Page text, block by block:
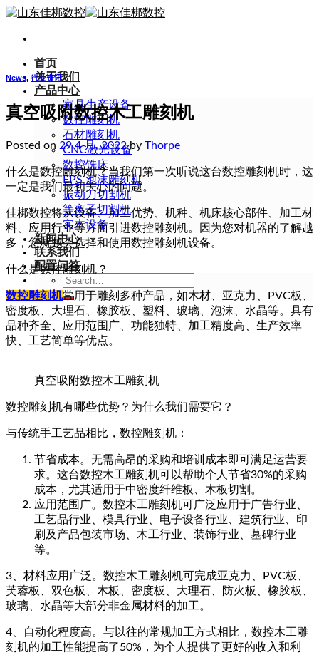
Skip
content
首页
关于我们
产品中心
家具生产设备
数控雕刻机
石材雕刻机
CNC激光设备
数控铣床
EPS 泡沫雕刻机
振动刀切割机
等离子切割机
实木设备
新闻中心
联系我们
配置问答
Search
for:
News, 行业资讯
真空吸附数控木工雕刻机
Posted on 29 4 月, 2022by Thorpe
什么是数控雕刻机？当我们第一次听说这台数控雕刻机时，这
一定是我们最初关心的问题。
佳梆数控将从设备、加工优势、机种、机床核心部件、加工材
料、应用行业等方面引进数控雕刻机。因为您对机器的了解越
多，您就越会选择和使用数控雕刻机设备。
什么是数控雕刻机？
数控雕刻机常用于雕刻多种产品，如木材、亚克力、PVC板、
密度板、大理石、橡胶板、塑料、玻璃、泡沫、水晶等。具有
品种齐全、应用范围广、功能独特、加工精度高、生产效率
快、工艺简单等优点。
真空吸附数控木工雕刻机
数控雕刻机有哪些优势？为什么我们需要它？
与传统手工艺品相比，数控雕刻机：
节省成本。无需高昂的采购和培训成本即可满足运营要
求。这台数控木工雕刻机可以帮助个人节省30%的采购
成本，尤其适用于中密度纤维板、木板切割。
应用范围广。数控木工雕刻机可广泛应用于广告行业、
工艺品行业、模具行业、电子设备行业、建筑行业、印
刷及产品包装市场、木工行业、装饰行业、墓碑行业
等。
3、材料应用广泛。数控木工雕刻机可完成亚克力、PVC板、
芙蓉板、双色板、木板、密度板、大理石、防火板、橡胶板、
玻璃、水晶等大部分非金属材料的加工。
4、自动化程度高。与以往的常规加工方式相比，数控木工雕
刻机的加工性能提高了50%，为个人提供了更好的收入和利